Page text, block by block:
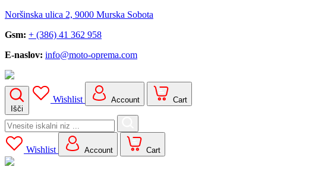
Noršinska ulica 2, 9000 Murska Sobota
Gsm: + (386) 41 362 958
E-naslov: info@moto-oprema.com
Išči
Wishlist Account Cart
Search
for:
Wishlist
Account Cart